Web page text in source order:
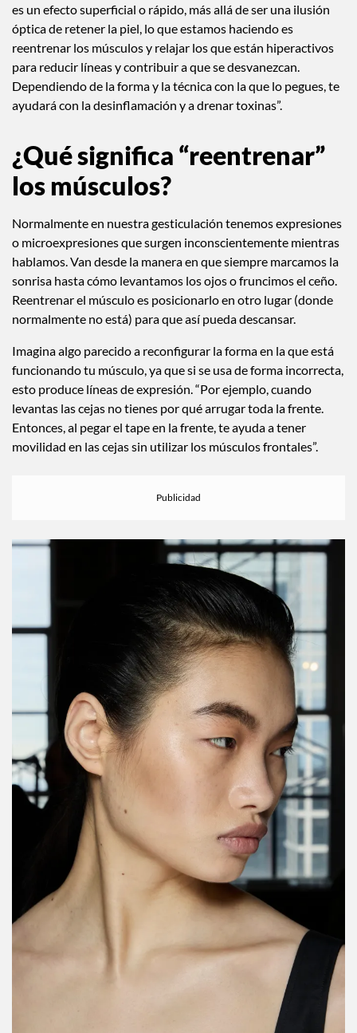
es un efecto superficial o rápido, más allá de ser una ilusión
óptica de retener la piel, lo que estamos haciendo es
reentrenar los músculos y relajar los que están hiperactivos
para reducir líneas y contribuir a que se desvanezcan.
Dependiendo de la forma y la técnica con la que lo pegues, te
ayudará con la desinflamación y a drenar toxinas”.
¿Qué significa “reentrenar”
los músculos?
Normalmente en nuestra gesticulación tenemos expresiones
o microexpresiones que surgen inconscientemente mientras
hablamos. Van desde la manera en que siempre marcamos la
sonrisa hasta cómo levantamos los ojos o fruncimos el ceño.
Reentrenar el músculo es posicionarlo en otro lugar (donde
normalmente no está) para que así pueda descansar.
Imagina algo parecido a reconfigurar la forma en la que está
funcionando tu músculo, ya que si se usa de forma incorrecta,
esto produce líneas de expresión. “Por ejemplo, cuando
levantas las cejas no tienes por qué arrugar toda la frente.
Entonces, al pegar el tape en la frente, te ayuda a tener
movilidad en las cejas sin utilizar los músculos frontales”.